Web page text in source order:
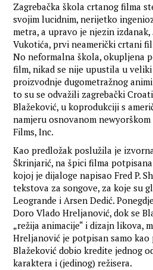
Zagrebačka škola crtanog filma
svojim lucidnim, nerijetko
metra, a upravo je njezin izdanak,
Vukotića, prvi neamerički crtani
No neformalna škola, okupljena
film, nikad se nije upustila u
proizvodnje dugometražnog
to su se odvažili zagrebački
Blažeković, u koprodukciji s
namjeru osnovanom
Films, Inc.
Kao predložak poslužila je
Škrinjarić, na špici filma
kojoj je dijaloge napisao Fred P.
tekstova za songove, za koje su
Leogrande i Arsen Dedić.
Doro Vlado Hreljanović, dok se
„režija animacije“ i dizajn likova,
Hreljanović je potpisan samo kao
Blažeković dobio kredite jednog
karaktera i (jedinog) režisera.